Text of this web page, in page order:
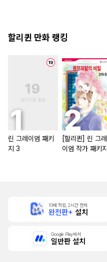
할리퀸 만화 랭킹
린 그레이엄 패키
지 3
[할리퀸] 린 그레
이엄 작가 패키지
10배 적립, 2시간 먼저
완전판+ 설치
Google Play에서
일반판 설치